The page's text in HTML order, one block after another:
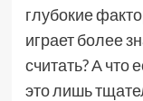
глубокие
играет более
считать? А что
это лишь